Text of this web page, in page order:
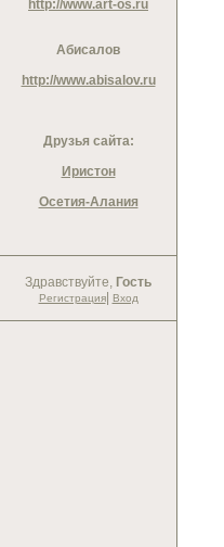
http://www.art-os.ru
Абисалов
http://www.abisalov.ru
Друзья сайта:
Иристон
Осетия-Алания
Здравствуйте, Гость
Регистрация| Вход